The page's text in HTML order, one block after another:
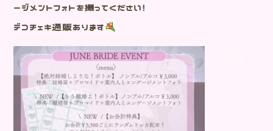
ージメントフォトを撮ってください！
デコチェキ通販あります